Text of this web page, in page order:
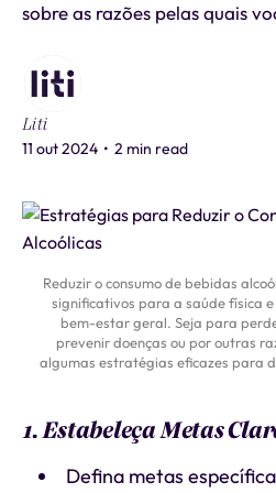
sobre as razões pelas quais
Liti
11 out 2024 • 2 min read
Reduzir o consumo de bebidas
significativos para a saúde física
bem-estar geral. Seja para
prevenir doenças ou por outras
algumas estratégias eficazes para
1. Estabeleça Metas
Defina metas